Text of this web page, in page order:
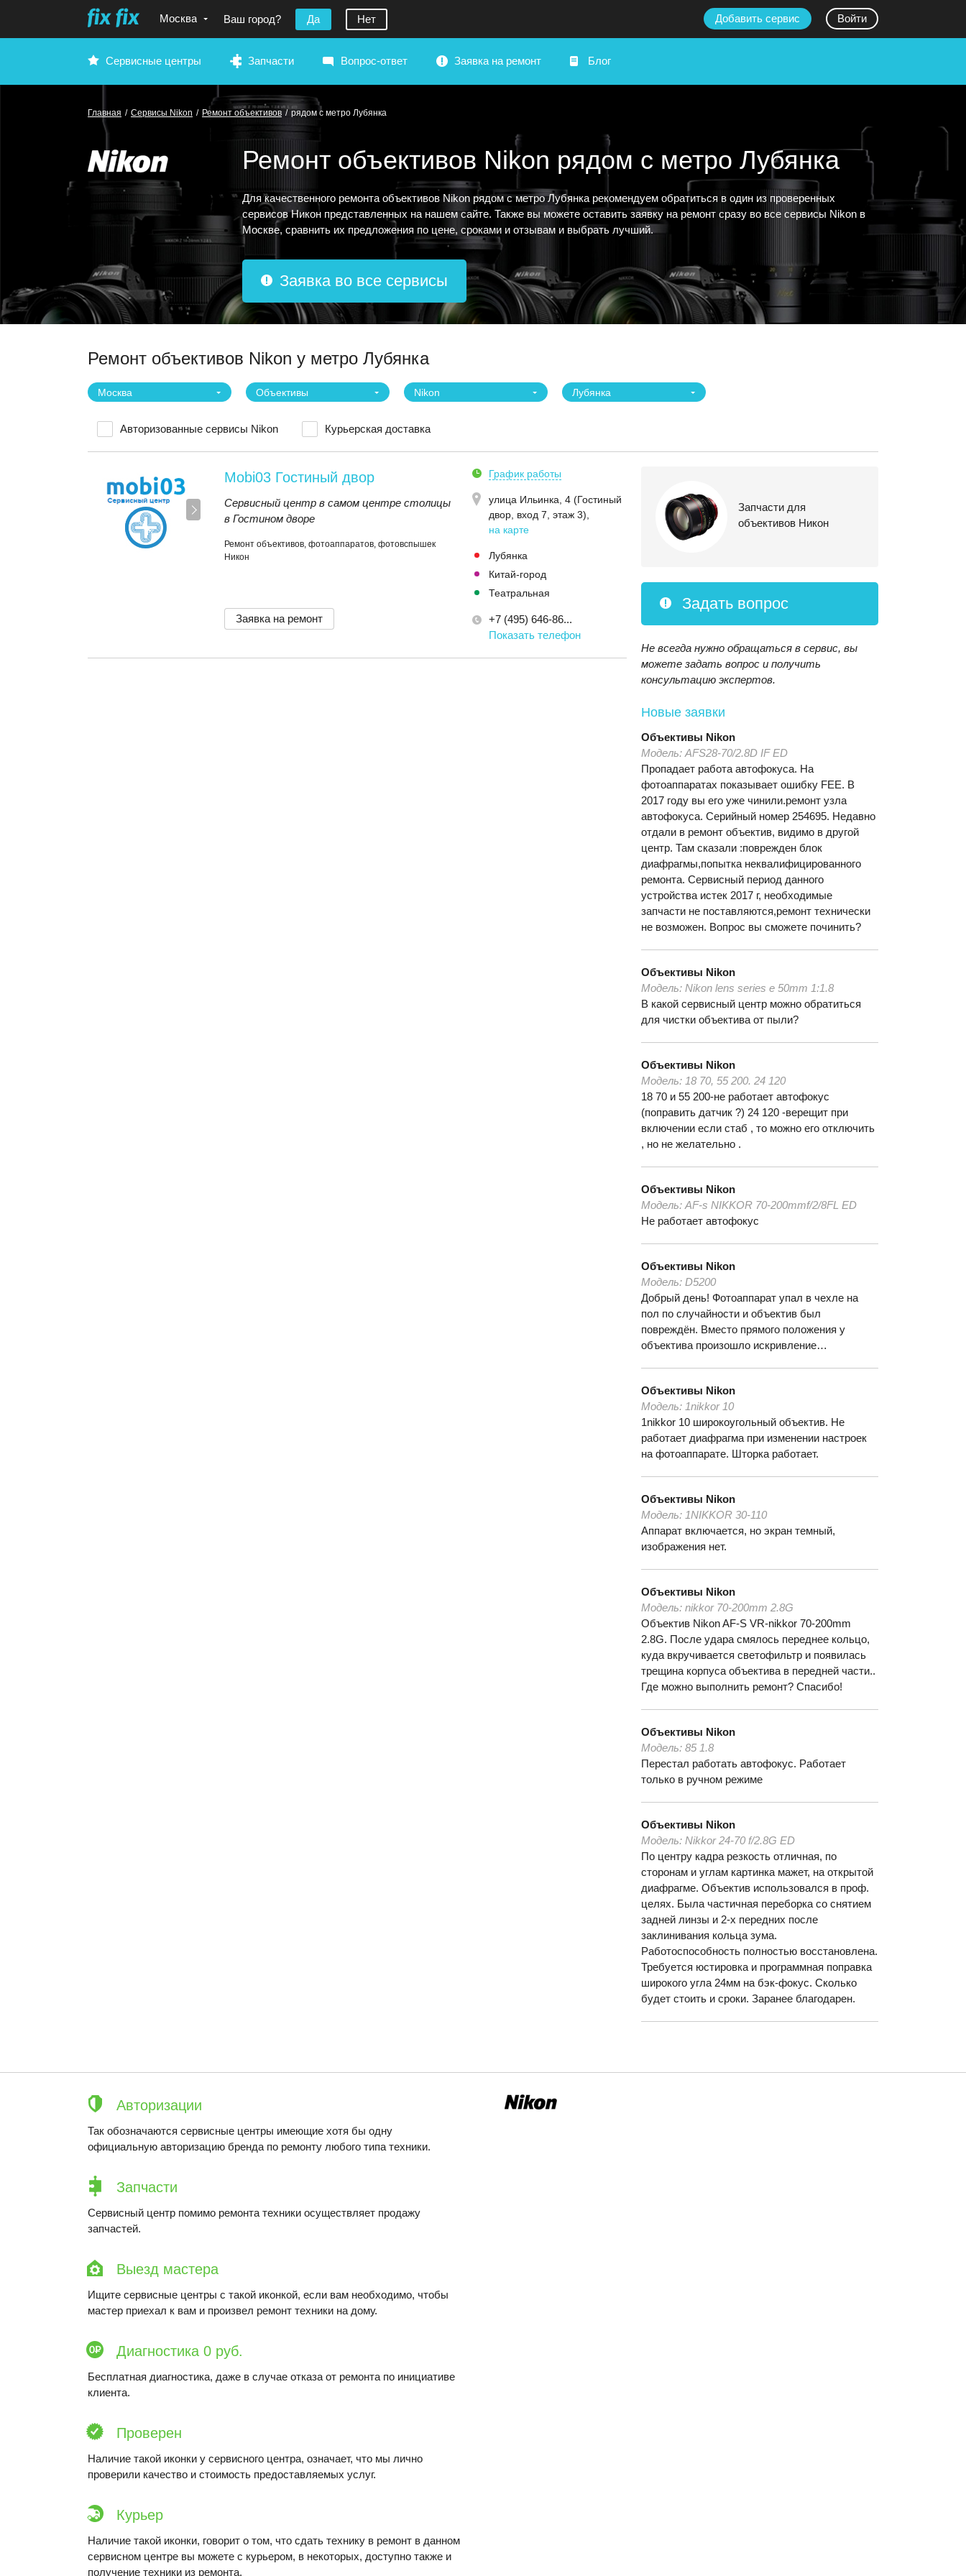
Москва Ваш город? Да Нет Добавить сервис Войти
Сервисные центры Запчасти Вопрос-ответ Заявка на ремонт Блог
Главная / Сервисы Nikon / Ремонт объективов / рядом с метро Лубянка
Ремонт объективов Nikon рядом с метро Лубянка
Для качественного ремонта объективов Nikon рядом с метро Лубянка рекомендуем обратиться в один из проверенных
сервисов Никон представленных на нашем сайте. Также вы можете оставить заявку на ремонт сразу во все сервисы Nikon в
Москве, сравнить их предложения по цене, сроками и отзывам и выбрать лучший.
Заявка во все сервисы
Ремонт объективов Nikon у метро Лубянка
Москва Объективы Nikon Лубянка
Авторизованные сервисы Nikon Курьерская доставка
Mobi03 Гостиный двор
Сервисный центр в самом центре столицы
в Гостином дворе
Ремонт объективов, фотоаппаратов, фотовспышек
Никон
График работы
улица Ильинка, 4 (Гостиный
двор, вход 7, этаж 3)
на карте
Лубянка
Китай-город
Театральная
+7 (495) 646-86...
Показать телефон
Заявка на ремонт
Запчасти для
объективов Никон
Задать вопрос
Не всегда нужно обращаться в сервис, вы
можете задать вопрос и получить
консультацию экспертов.
Новые заявки
Объективы Nikon
Модель: AFS28-70/2.8D IF ED
Пропадает работа автофокуса. На
фотоаппаратах показывает ошибку FEE. В
2017 году вы его уже чинили.ремонт узла
автофокуса. Серийный номер 254695. Недавно
отдали в ремонт объектив, видимо в другой
центр. Там сказали :поврежден блок
диафрагмы,попытка неквалифицированного
ремонта. Сервисный период данного
устройства истек 2017 г, необходимые
запчасти не поставляются,ремонт технически
не возможен. Вопрос вы сможете починить?
Объективы Nikon
Модель: Nikon lens series e 50mm 1:1.8
В какой сервисный центр можно обратиться
для чистки объектива от пыли?
Объективы Nikon
Модель: 18 70, 55 200. 24 120
18 70 и 55 200-не работает автофокус
(поправить датчик ?) 24 120 -верещит при
включении если стаб , то можно его отключить
, но не желательно .
Объективы Nikon
Модель: AF-s NIKKOR 70-200mmf/2/8FL ED
Не работает автофокус
Объективы Nikon
Модель: D5200
Добрый день! Фотоаппарат упал в чехле на
пол по случайности и объектив был
повреждён. Вместо прямого положения у
объектива произошло искривление…
Объективы Nikon
Модель: 1nikkor 10
1nikkor 10 широкоугольный объектив. Не
работает диафрагма при изменении настроек
на фотоаппарате. Шторка работает.
Объективы Nikon
Модель: 1NIKKOR 30-110
Аппарат включается, но экран темный,
изображения нет.
Объективы Nikon
Модель: nikkor 70-200mm 2.8G
Объектив Nikon AF-S VR-nikkor 70-200mm
2.8G. После удара смялось переднее кольцо,
куда вкручивается светофильтр и появилась
трещина корпуса объектива в передней части..
Где можно выполнить ремонт? Спасибо!
Объективы Nikon
Модель: 85 1.8
Перестал работать автофокус. Работает
только в ручном режиме
Объективы Nikon
Модель: Nikkor 24-70 f/2.8G ED
По центру кадра резкость отличная, по
сторонам и углам картинка мажет, на открытой
диафрагме. Объектив использовался в проф.
целях. Была частичная переборка со снятием
задней линзы и 2-х передних после
заклинивания кольца зума.
Работоспособность полностью восстановлена.
Требуется юстировка и программная поправка
широкого угла 24мм на бэк-фокус. Сколько
будет стоить и сроки. Заранее благодарен.
Авторизации
Так обозначаются сервисные центры имеющие хотя бы одну
официальную авторизацию бренда по ремонту любого типа техники.
Запчасти
Сервисный центр помимо ремонта техники осуществляет продажу
запчастей.
Выезд мастера
Ищите сервисные центры с такой иконкой, если вам необходимо, чтобы
мастер приехал к вам и произвел ремонт техники на дому.
Диагностика 0 руб.
Бесплатная диагностика, даже в случае отказа от ремонта по инициативе
клиента.
Проверен
Наличие такой иконки у сервисного центра, означает, что мы лично
проверили качество и стоимость предоставляемых услуг.
Курьер
Наличие такой иконки, говорит о том, что сдать технику в ремонт в данном
сервисном центре вы можете с курьером, в некоторых, доступно также и
получение техники из ремонта.